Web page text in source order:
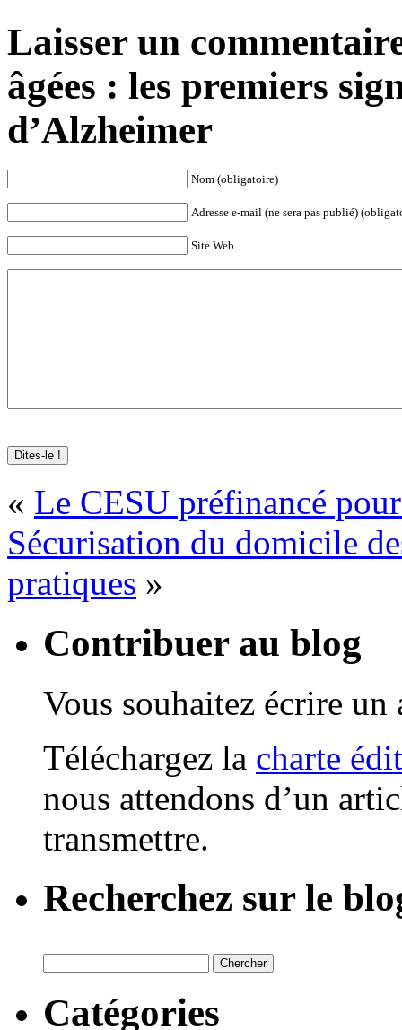
Laisser un
âgées : les premiers
d’Alzheimer
Nom (obligatoire)
Adresse e-mail (ne sera pas publié)
Site Web
« Le CESU préfinancé
Sécurisation du domicile
pratiques »
Contribuer au blog
Vous souhaitez écrire
Téléchargez la charte
nous attendons d’un
transmettre.
Recherchez sur le
Catégories